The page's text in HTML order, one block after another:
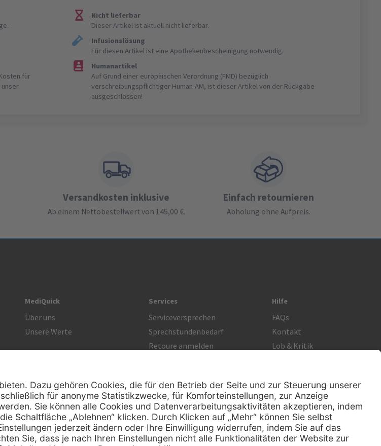
Nicht lieferbar
Dieser Artikel ist aktuell nicht lieferbar.
Infusionslösung
Für diesen Artikel ist eine Apothekenbescheinigung notwendig.
für
unser
Humanartikel
Auf Grund einer europäischen Verordnung (FMD) bezüglich
verschreibungspflichtiger Human-AM, ist dieser Artikel von der Rückgabe
ausgeschlossen!
Versandkosten inklusive
Ab einem Nettobestellwert von 145,00 €.
Einfach retournieren
Abholung ohne Aufpreis.
MediQuick
Über uns
Unsere Werte
Services
Serviceversprechen
Sprechstundenbedarf
Retoure anmelden
Hilfe
FAQs
Kontakt
Lob & Kritik
AGB
Impressum
Datenschutz
Nachhaltigkeit
E-Rechnung